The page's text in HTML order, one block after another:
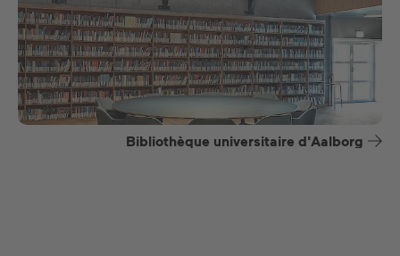
Bibliothèque universitaire d'Aalborg